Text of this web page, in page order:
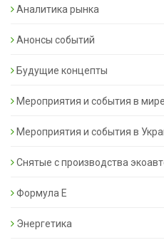
Аналитика рынка
Анонсы событий
Будущие концепты
Мероприятия и события в мире
Мероприятия и события в
Снятые с производства
Формула Е
Энергетика